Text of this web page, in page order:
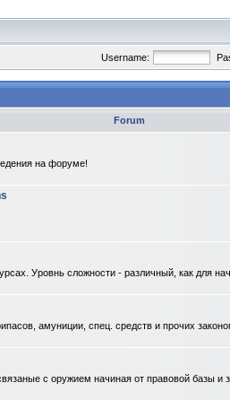
Username:
Forum
на форуме!
Уровнь сложности - различный, как для
амуниции, спец. средств и прочих
с оружием начиная от правовой базы и